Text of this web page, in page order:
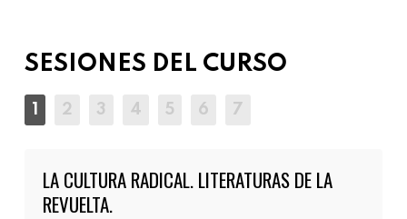
SESIONES DEL CURSO
LA CULTURA RADICAL. LITERATURAS DE LA
REVUELTA.